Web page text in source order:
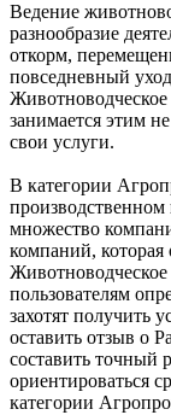
Ведение
разнообразие
откорм,
повседневный
занимается этим
свои услуги.
В категории
множество
компаний, которая
пользователям
захотят получить
оставить отзыв о
составить точный
ориентироваться
категории